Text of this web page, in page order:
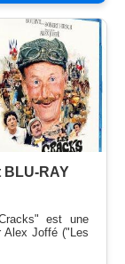
BLU-RAY
est une
Alex Joffé ("Les